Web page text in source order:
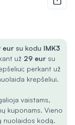
eur su kodu IMK3
už 29 eur su
perkant už
krepšeliui.
vaistams,
kuponams. Vieno
nuolaidos kodą.